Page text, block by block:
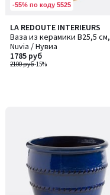
-55% по коду 5525
LA REDOUTE INTERIEURS
Ваза из керамики В25,5 см,
Nuvia / Нувиа
2100 руб-15%
1785 руб